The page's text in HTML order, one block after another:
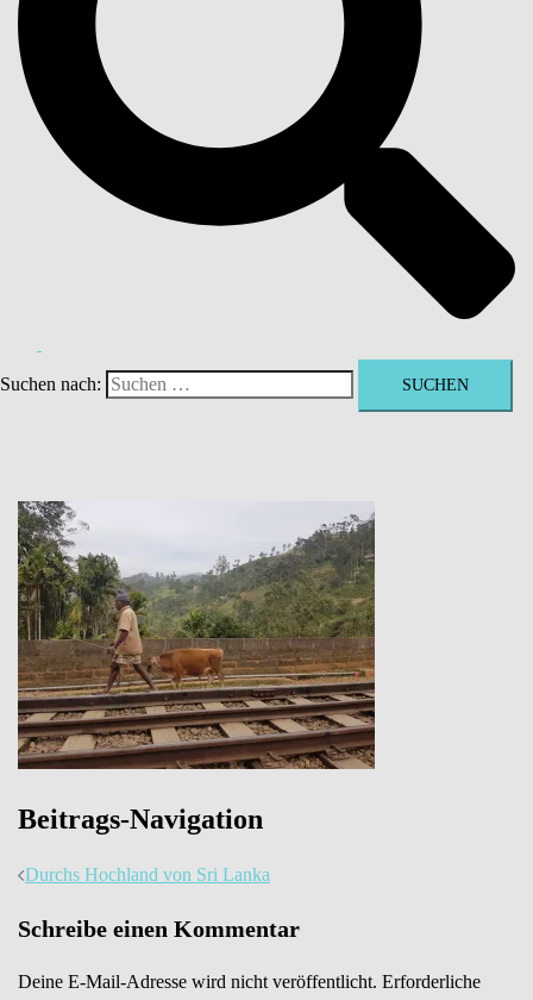
Suchen nach:
Beitrags-Navigation
Durchs Hochland von Sri Lanka
Schreibe einen Kommentar
Deine E-Mail-Adresse wird nicht veröffentlicht. Erforderliche